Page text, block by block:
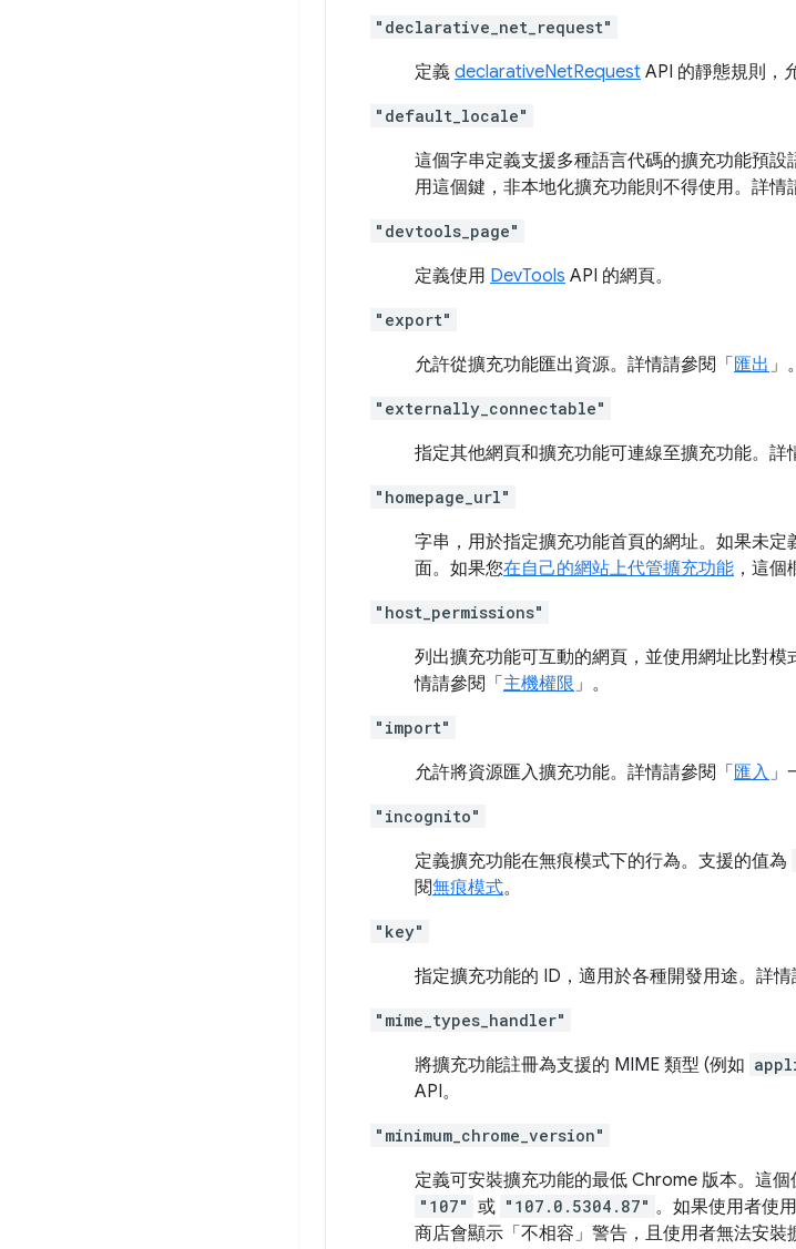
"declarative_net_request"
定義 declarativeNetRequest API 的靜態規則，
"default_locale"
這個字串定義支援多種語言代碼的擴充功能預
用這個鍵，非本地化擴充功能則不得使用。詳情
"devtools_page"
定義使用 DevTools API 的網頁。
"export"
允許從擴充功能匯出資源。詳情請參閱「 匯出 」。
"externally_connectable"
指定其他網頁和擴充功能可連線至擴充功能。詳
"homepage_url"
字串，用於指定擴充功能首頁的網址。如果未
面。如果您在自己的網站上代管擴充功能 ，這個
"host_permissions"
列出擴充功能可互動的網頁，並使用網址比對
情請參閱「 主機權限」。
"import"
允許將資源匯入擴充功能。詳情請參閱「 匯入」
"incognito"
定義擴充功能在無痕模式下的行為。支援的值為
閱無痕模式。
"key"
指定擴充功能的 ID，適用於各種開發用途。詳情
"mime_types_handler"
將擴充功能註冊為支援的 MIME 類型 (例如
API。
"minimum_chrome_version"
定義可安裝擴充功能的最低 Chrome 版本。這
"107" 或 "107.0.5304.87" 。如果使用者使
商店會顯示「不相容」警告，且使用者無法安裝